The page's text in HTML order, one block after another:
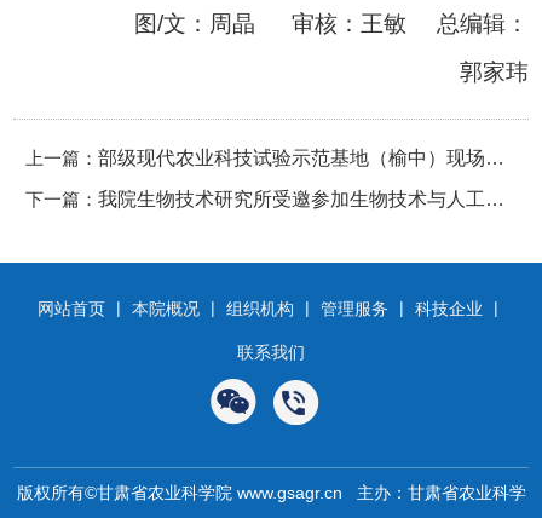
图/文：周晶 审核：王敏 总编辑：
郭家玮
上一篇：部级现代农业科技试验示范基地（榆中）现场观
摩会顺利举办
下一篇：我院生物技术研究所受邀参加生物技术与人工智
网站首页 | 本院概况 | 组织机构 | 管理服务 | 科技企业 |
联系我们
版权所有©甘肃省农业科学院 www.gsagr.cn 主办：甘肃省农业科学